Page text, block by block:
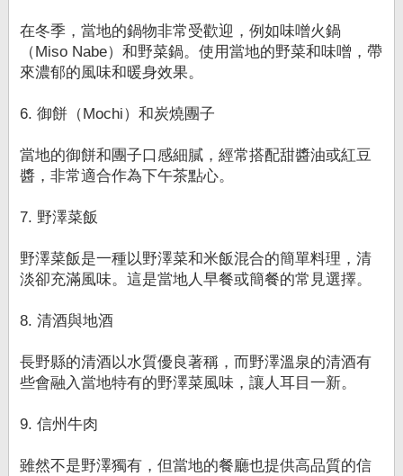
在冬季，當地的鍋物非常受歡迎，例如味噌火鍋
（Miso Nabe）和野菜鍋。使用當地的野菜和味噌，帶
來濃郁的風味和暖身效果。
6. 御餅（Mochi）和炭燒團子
當地的御餅和團子口感細膩，經常搭配甜醬油或紅豆
醬，非常適合作為下午茶點心。
7. 野澤菜飯
野澤菜飯是一種以野澤菜和米飯混合的簡單料理，清
淡卻充滿風味。這是當地人早餐或簡餐的常見選擇。
8. 清酒與地酒
長野縣的清酒以水質優良著稱，而野澤溫泉的清酒有
些會融入當地特有的野澤菜風味，讓人耳目一新。
9. 信州牛肉
雖然不是野澤獨有，但當地的餐廳也提供高品質的信